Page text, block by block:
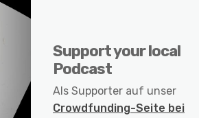
Support your local
Podcast
Als Supporter auf unser
Crowdfunding-Seite bei